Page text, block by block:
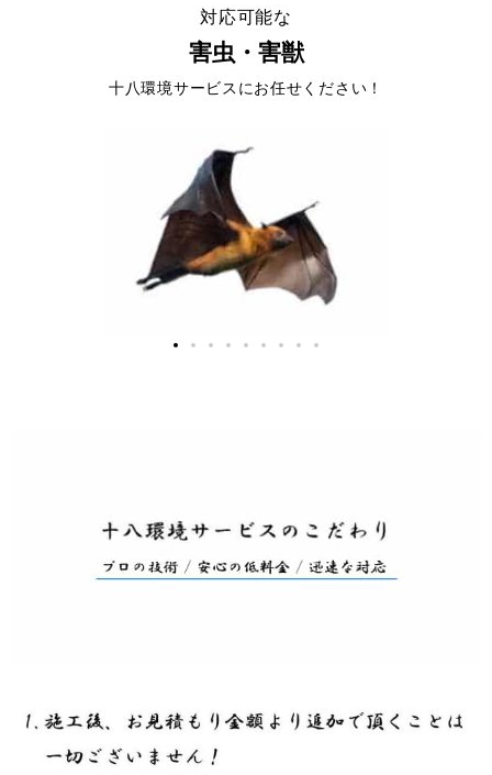
対応可能な
害虫・害獣
十八環境サービスにお任せください！